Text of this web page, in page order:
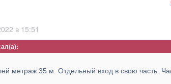
в 15:51
метраж 35 м. Отдельный вход в свою часть.